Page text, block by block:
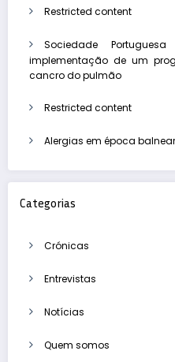
Restricted content
Sociedade
implementação de um
cancro do pulmão
Restricted content
Alergias em época balnear
Categorias
Crónicas
Entrevistas
Notícias
Quem somos